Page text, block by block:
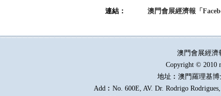
連結： 澳門會展經濟報「
澳門會展經
Copyright © 2010
地址︰澳門羅理基
Add︰No. 600E, AV. Dr. Rodrigo